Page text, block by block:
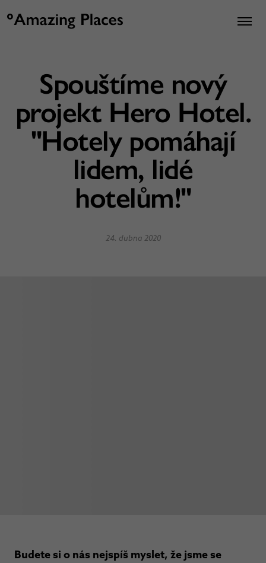
Spouštíme nový
projekt Hero Hotel.
"Hotely pomáhají
lidem, lidé
hotelům!"
24. dubna 2020
Budete si o nás nejspíš myslet, že jsme se